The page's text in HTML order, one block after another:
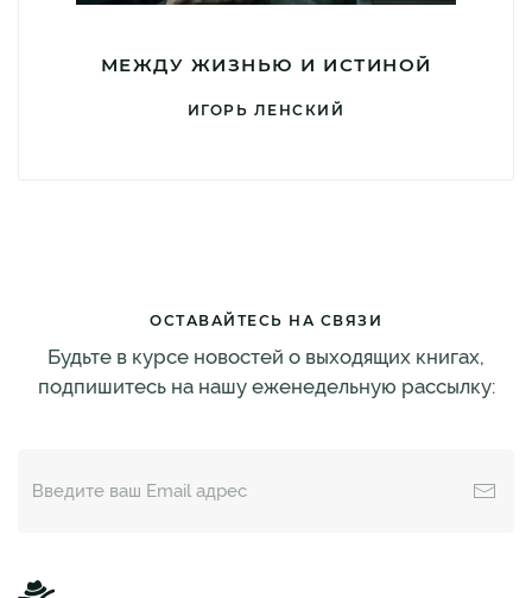
МЕЖДУ ЖИЗНЬЮ И ИСТИНОЙ
ИГОРЬ ЛЕНСКИЙ
ОСТАВАЙТЕСЬ НА СВЯЗИ
Будьте в курсе новостей о выходящих книгах,
подпишитесь на нашу еженедельную рассылку: